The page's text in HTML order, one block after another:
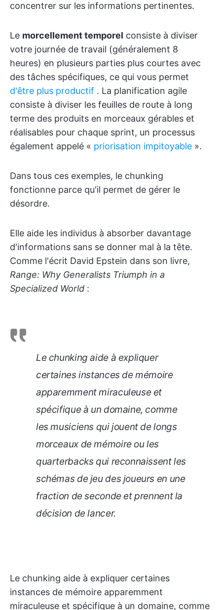
concentrer sur les informations pertinentes.
Le morcellement temporel consiste à diviser
votre journée de travail (généralement 8
heures) en plusieurs parties plus courtes avec
des tâches spécifiques, ce qui vous permet
d'être plus productif . La planification agile
consiste à diviser les feuilles de route à long
terme des produits en morceaux gérables et
réalisables pour chaque sprint, un processus
également appelé « priorisation impitoyable ».
Dans tous ces exemples, le chunking
fonctionne parce qu'il permet de gérer le
désordre.
Elle aide les individus à absorber davantage
d'informations sans se donner mal à la tête.
Comme l'écrit David Epstein dans son livre,
Range: Why Generalists Triumph in a
Specialized World :
Le chunking aide à expliquer
certaines instances de mémoire
apparemment miraculeuse et
spécifique à un domaine, comme
les musiciens qui jouent de longs
morceaux de mémoire ou les
quarterbacks qui reconnaissent les
schémas de jeu des joueurs en une
fraction de seconde et prennent la
décision de lancer.
Le chunking aide à expliquer certaines
instances de mémoire apparemment
miraculeuse et spécifique à un domaine, comme